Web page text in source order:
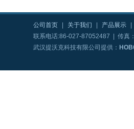
公司首页 关于我们 产品展示
联系电话:86-027-87052487 | 传真
武汉提沃克科技有限公司提供：